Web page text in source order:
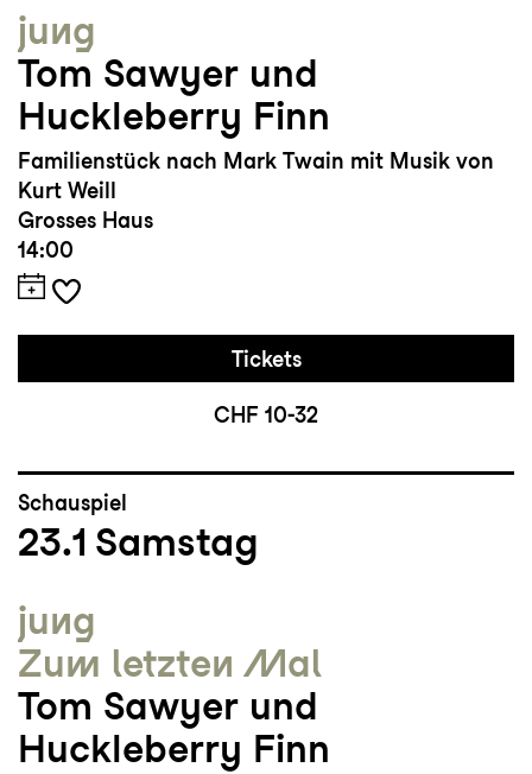
jung
Tom Sawyer und
Huckleberry Finn
Familienstück nach Mark Twain mit Musik von
Kurt Weill
Grosses Haus
14:00
Tickets
CHF 10-32
Schauspiel
23.1 Samstag
jung
Zum letzten Mal
Tom Sawyer und
Huckleberry Finn